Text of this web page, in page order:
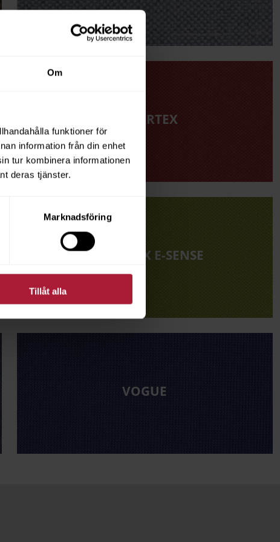
Om
funktioner för
information från din enhet
tur kombinera informationen
deras tjänster.
Marknadsföring
Tillåt alla
SILVERTEX
SILVERTEX E-SENSE
VOGUE